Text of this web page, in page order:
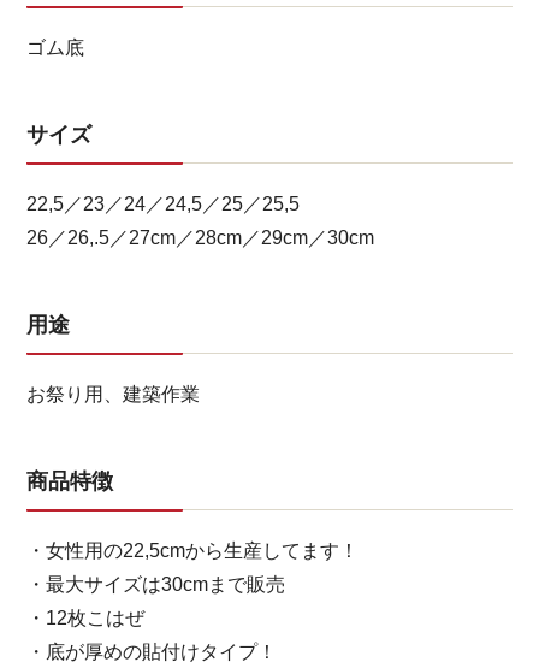
ゴム底
サイズ
22,5／23／24／24,5／25／25,5
26／26,.5／27cm／28cm／29cm／30cm
用途
お祭り用、建築作業
商品特徴
・女性用の22,5cmから生産してます！
・最大サイズは30cmまで販売
・12枚こはぜ
・底が厚めの貼付けタイプ！